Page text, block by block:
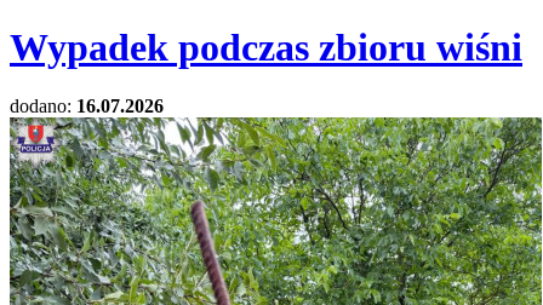
Wypadek podczas zbioru wiśni
dodano: 16.07.2026